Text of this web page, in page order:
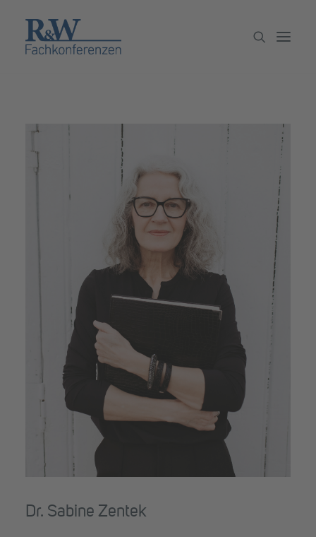
Dr. Sabine Zentek